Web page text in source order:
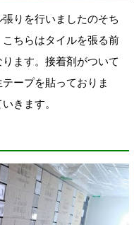
りを行いましたのそち
ちらはタイルを張る前
ます。接着剤がついて
ープを貼っておりま
きます。